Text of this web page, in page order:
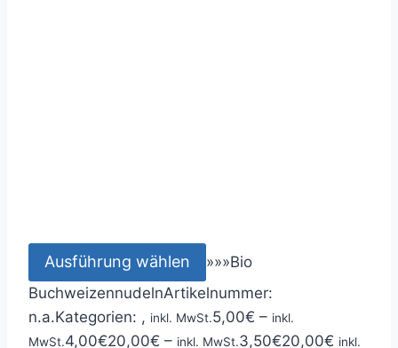
Ausführung wählen »»»Bio
BuchweizennudelnArtikelnummer:
n.a.Kategorien: , inkl. MwSt.5,00€ – inkl.
MwSt.4,00€20,00€ – inkl. MwSt.3,50€20,00€ inkl.